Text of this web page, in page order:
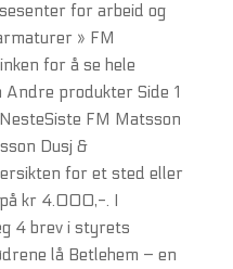
for arbeid og
» FM
for å se hele
produkter Side 1
FM Matsson
Dusj &
for et sted eller
på kr 4.000,-. I
4 brev i styrets
lå Betlehem – en